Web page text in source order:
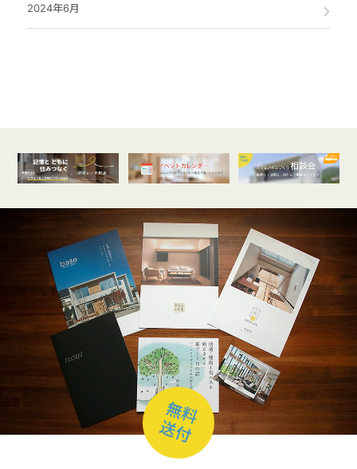
2024年6月
オンライン
開催受付中
無料
送付